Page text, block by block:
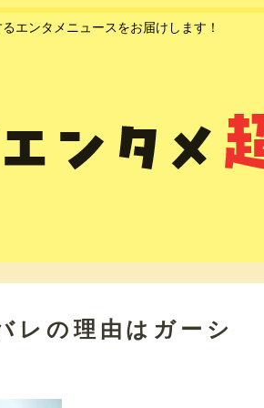
エンタメニュースをお届けします！
レの理由はガーシ